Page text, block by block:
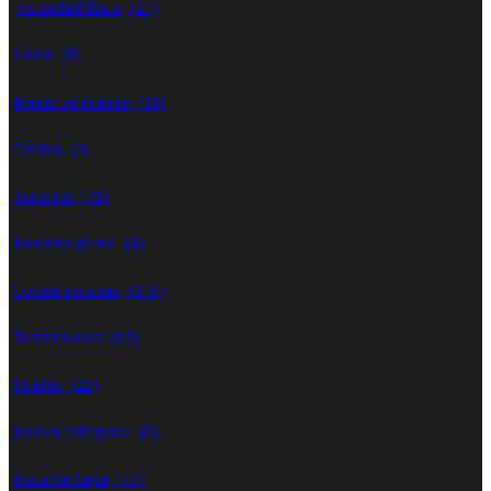
Actividad física (21)
Video (8)
Medio ambiente (26)
Cocina (0)
Turismo (76)
Nuestra gente (4)
Coope noticias (310)
Testimonios (33)
Interés (25)
Nueva categoría (0)
Nota de tapa (77)